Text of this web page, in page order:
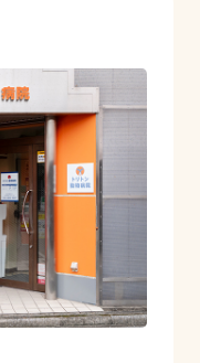
めスタッフさ
通う様になり
すくの説明で
て愛犬は家族
など他の動物
具合 が悪けれ
それが日曜や
ジアスさんは
やってますし
返しの連絡も
す病院には行
アスさんの様
です愛犬はま